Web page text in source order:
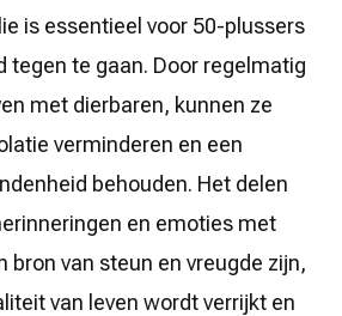
is essentieel voor 50-plussers
tegen te gaan. Door regelmatig
met dierbaren, kunnen ze
verminderen en een
behouden. Het delen
en emoties met
bron van steun en vreugde zijn,
van leven wordt verrijkt en